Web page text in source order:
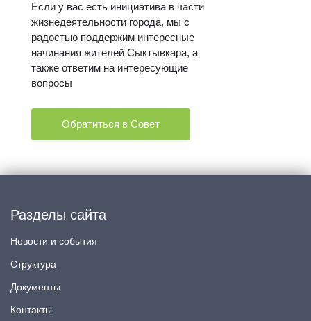
Если у вас есть инициатива в части
жизнедеятельности города, мы с
радостью поддержим интересные
начинания жителей Сыктывкара, а
также ответим на интересующие
вопросы
Обратиться в Совет
Разделы сайта
Новости и события
Структура
Документы
Контакты